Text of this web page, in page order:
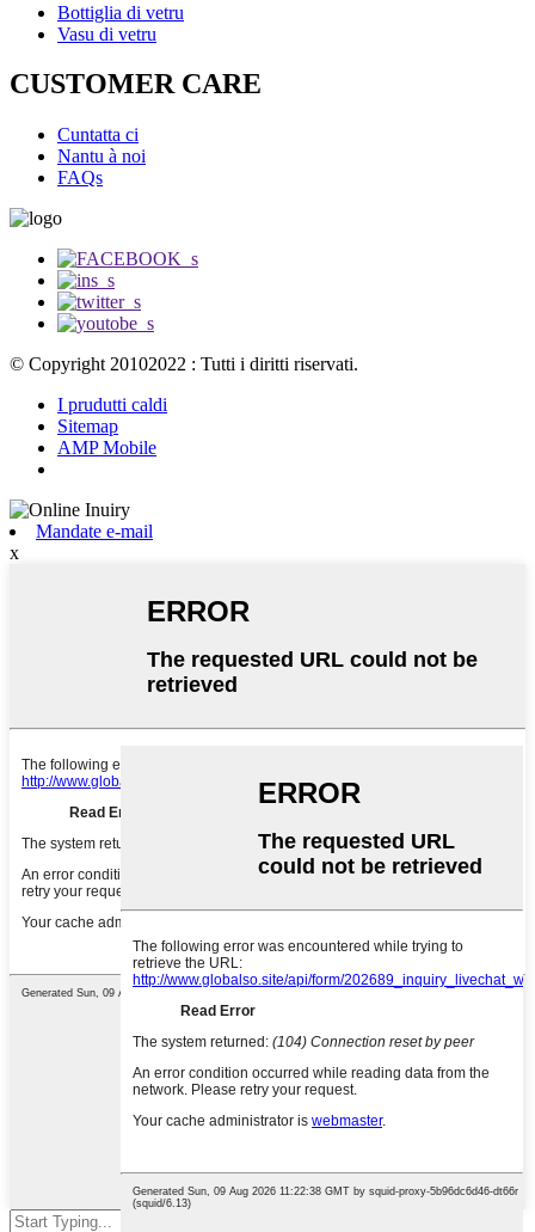
Bottiglia di vetru
Vasu di vetru
CUSTOMER CARE
Cuntatta ci
Nantu à noi
FAQs
© Copyright 20102022 : Tutti i diritti riservati.
I prudutti caldi
Sitemap
AMP Mobile
Mandate e-mail
x